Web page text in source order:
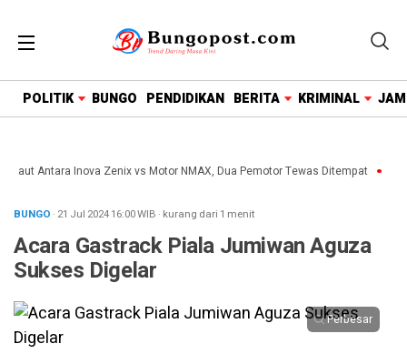
f08c47fec0942fa0
POLITIK BUNGO PENDIDIKAN BERITA KRIMINAL
Antara Inova Zenix vs Motor NMAX, Dua Pemotor Tewas Ditempat
BUNGO · 21 Jul 202416:00WIB · kurang dari 1 menit
Acara Gastrack Piala Jumiwan Aguza
Sukses Digelar
Perbesar